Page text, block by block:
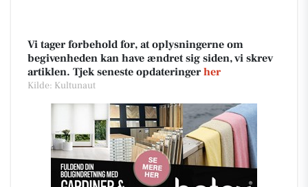
Vi tager forbehold for, at oplysningerne om
begivenheden kan have ændret sig siden, vi skrev
artiklen. Tjek seneste opdateringer her
Kilde: Kultunaut